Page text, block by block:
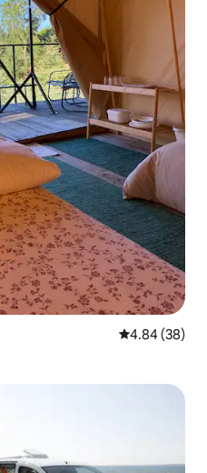
レビュー38
4.84 (38)